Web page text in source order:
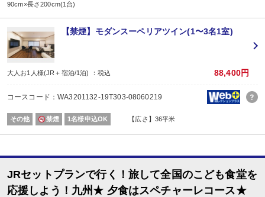
※通常「おとな1名＋こども1名」で2名1室ご利用の場合、お子様はおとなと同
■夕食
レストラン
内容:
スペチャーレコース
■朝食
内容:
洋定食
90cm×長さ200cm(1台)
【禁煙】モダンスーペリアツイン(1〜3名1室)
大人お1人様(JR＋宿泊/1泊) ：税込 88,400円
コースコード：WA3201132-19T303-08060219
その他 禁煙 1名様申込OK 【広さ】36平米
JRセットプランで行く！旅して全国のこども食堂を
応援しよう！九州★ 夕食はスペチャーレコース★